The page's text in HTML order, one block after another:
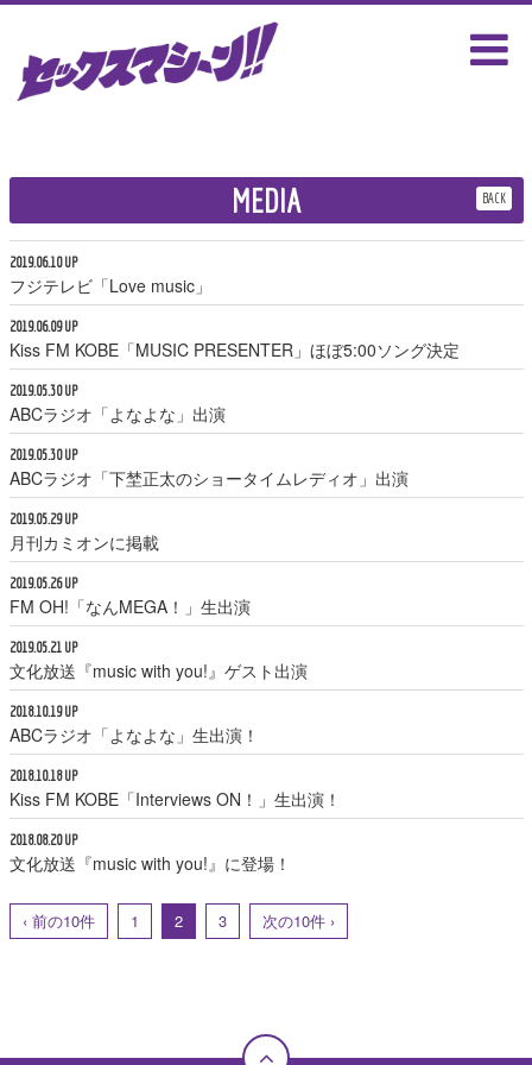
MEDIA BACK
2019.06.10 UP
フジテレビ「Love music」
2019.06.09 UP
Kiss FM KOBE「MUSIC PRESENTER」ほぼ5:00ソング決定
2019.05.30 UP
ABCラジオ「よなよな」出演
2019.05.30 UP
ABCラジオ「下埜正太のショータイムレディオ」出演
2019.05.29 UP
月刊カミオンに掲載
2019.05.26 UP
FM OH!「なんMEGA！」生出演
2019.05.21 UP
文化放送『music with you!』ゲスト出演
2018.10.19 UP
ABCラジオ「よなよな」生出演！
2018.10.18 UP
Kiss FM KOBE「Interviews ON！」生出演！
2018.08.20 UP
文化放送『music with you!』に登場！
‹ 前の10件 1 2 3 次の10件 ›